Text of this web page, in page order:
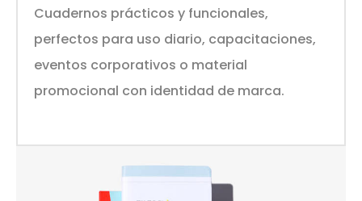
Cuadernos prácticos y funcionales,
perfectos para uso diario, capacitaciones,
eventos corporativos o material
promocional con identidad de marca.